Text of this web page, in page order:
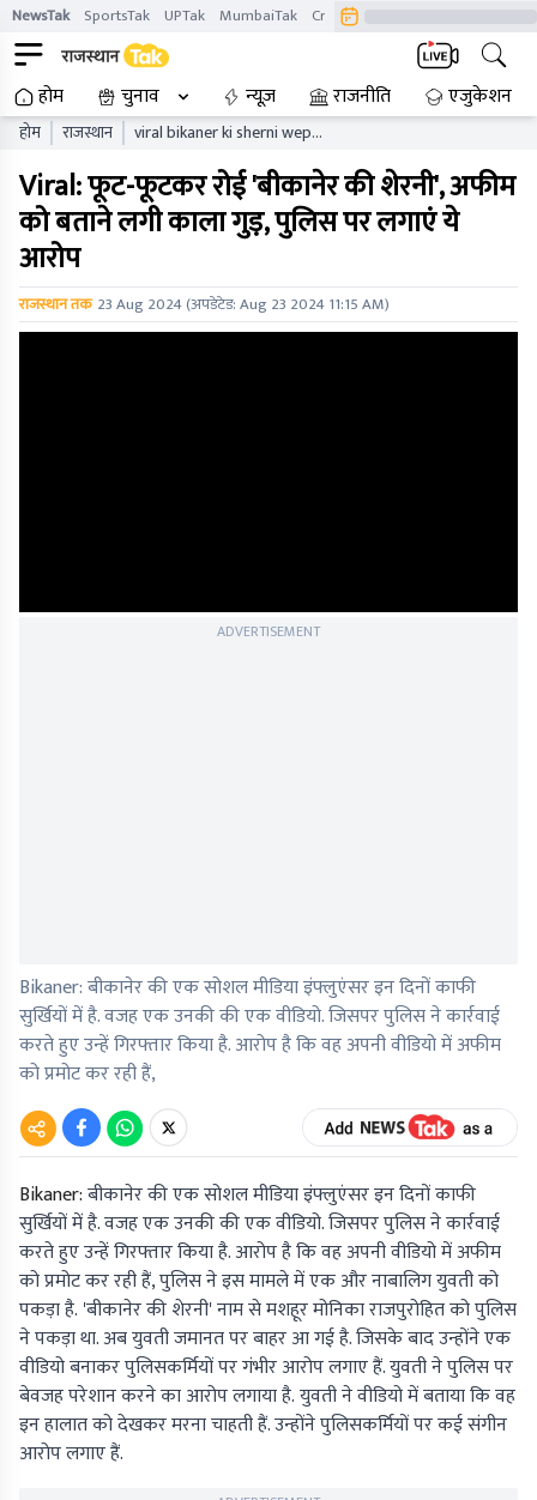
NewsTak SportsTak UPTak MumbaiTak CrimeTak
होम चुनाव न्यूज़ राजनीति एजुकेशन
होम राजस्थान
viral bikaner ki sherni wept
opium black jaggery put
this allegation on police
Viral: फूट-फूटकर रोई 'बीकानेर की शेरनी', अफीम
को बताने लगी काला गुड़, पुलिस पर लगाएं ये
आरोप
राजस्थान तक 23 Aug 2024(अपडेटेड:Aug 23 2024 11:15 AM)
ADVERTISEMENT
Bikaner: बीकानेर की एक सोशल मीडिया इंफ्लुएंसर इन दिनों काफी
सुर्खियों में है. वजह एक उनकी की एक वीडियो. जिसपर पुलिस ने कार्रवाई
करते हुए उन्हें गिरफ्तार किया है. आरोप है कि वह अपनी वीडियो में अफीम
को प्रमोट कर रही हैं,
Bikaner:बीकानेर की एक सोशल मीडिया इंफ्लुएंसर इन दिनों काफी
सुर्खियों में है. वजह एक उनकी की एक वीडियो. जिसपर पुलिस ने कार्रवाई
करते हुए उन्हें गिरफ्तार किया है. आरोप है कि वह अपनी वीडियो में अफीम
को प्रमोट कर रही हैं, पुलिस ने इस मामले में एक और नाबालिग युवती को
पकड़ा है. 'बीकानेर की शेरनी' नाम से मशहूर मोनिका राजपुरोहित को पुलिस
ने पकड़ा था. अब युवती जमानत पर बाहर आ गई है. जिसके बाद उन्होंने एक
वीडियो बनाकर पुलिसकर्मियों पर गंभीर आरोप लगाए हैं. युवती ने पुलिस पर
बेवजह परेशान करने का आरोप लगाया है. युवती ने वीडियो में बताया कि वह
इन हालात को देखकर मरना चाहती हैं. उन्होंने पुलिसकर्मियों पर कई संगीन
आरोप लगाए हैं.